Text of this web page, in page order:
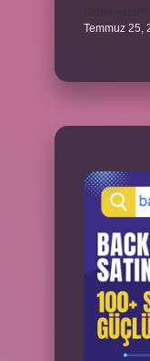
Temmuz 25,